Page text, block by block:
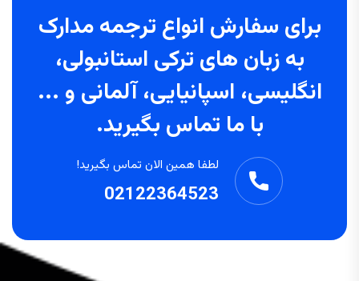
برای سفارش انواع ترجمه مدارک
به زبان های ترکی استانبولی،
انگلیسی، اسپانیایی، آلمانی و ...
با ما تماس بگیرید.
لطفا همین الان تماس بگیرید!
02122364523